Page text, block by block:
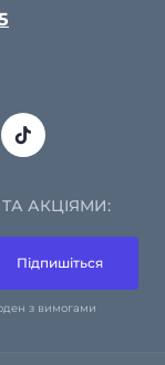
АКЦІЯМИ:
Підпишіться
з вимогами